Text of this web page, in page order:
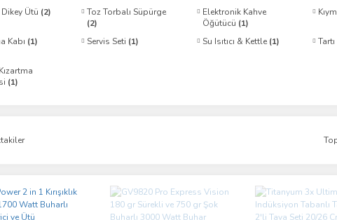
Dikey Ütü (2)
Toz Torbalı Süpürge
(2)
Elektronik Kahve
Öğütücü (1)
Kabı (1) Servis Seti (1) Su Isıtıcı & Kettle (1) Tartı
(1)